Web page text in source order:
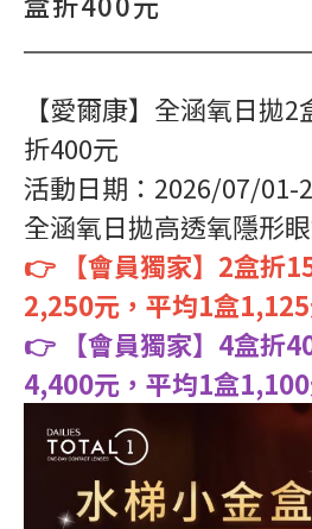
【愛爾康】全涵氧日拋
折400元
活動日期：2026/07/01-
全涵氧日拋高透氧隱形
👉 【會員獨家】2盒折
2,250元，平均1盒
👉 【會員獨家】4盒折
4,400元，平均1盒